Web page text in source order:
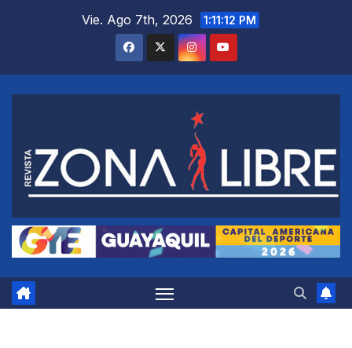
Vie. Ago 7th, 2026 1:11:13 PM